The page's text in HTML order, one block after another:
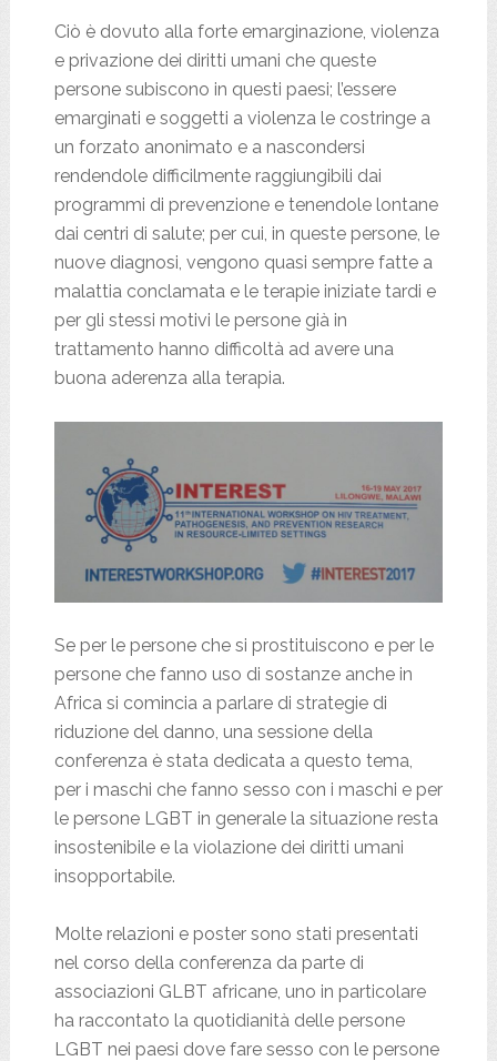
Ciò è dovuto alla forte emarginazione, violenza
e privazione dei diritti umani che queste
persone subiscono in questi paesi; l’essere
emarginati e soggetti a violenza le costringe a
un forzato anonimato e a nascondersi
rendendole difficilmente raggiungibili dai
programmi di prevenzione e tenendole lontane
dai centri di salute; per cui, in queste persone, le
nuove diagnosi, vengono quasi sempre fatte a
malattia conclamata e le terapie iniziate tardi e
per gli stessi motivi le persone già in
trattamento hanno difficoltà ad avere una
buona aderenza alla terapia.
Se per le persone che si prostituiscono e per le
persone che fanno uso di sostanze anche in
Africa si comincia a parlare di strategie di
riduzione del danno, una sessione della
conferenza è stata dedicata a questo tema,
per i maschi che fanno sesso con i maschi e per
le persone LGBT in generale la situazione resta
insostenibile e la violazione dei diritti umani
insopportabile.
Molte relazioni e poster sono stati presentati
nel corso della conferenza da parte di
associazioni GLBT africane, uno in particolare
ha raccontato la quotidianità delle persone
LGBT nei paesi dove fare sesso con le persone